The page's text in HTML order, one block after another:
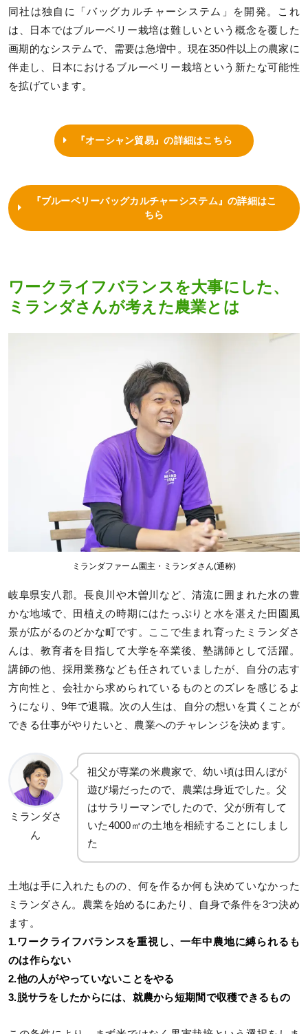
同社は独自に「バッグカルチャーシステム」を開発。これ
は、日本ではブルーベリー栽培は難しいという概念を覆した
画期的なシステムで、需要は急増中。現在350件以上の農家に
伴走し、日本におけるブルーベリー栽培という新たな可能性
を拡げています。
『オーシャン貿易』の詳細はこちら
『ブルーベリーバッグカルチャーシステム』の詳細はこ
ちら
ワークライフバランスを大事にした、
ミランダさんが考えた農業とは
ミランダファーム園主・ミランダさん(通称)
岐阜県安八郡。長良川や木曽川など、清流に囲まれた水の豊
かな地域で、田植えの時期にはたっぷりと水を湛えた田園風
景が広がるのどかな町です。ここで生まれ育ったミランダさ
んは、教育者を目指して大学を卒業後、塾講師として活躍。
講師の他、採用業務なども任されていましたが、自分の志す
方向性と、会社から求められているものとのズレを感じるよ
うになり、9年で退職。次の人生は、自分の想いを貫くことが
できる仕事がやりたいと、農業へのチャレンジを決めます。
ミランダさ
ん
祖父が専業の米農家で、幼い頃は田んぼが
遊び場だったので、農業は身近でした。父
はサラリーマンでしたので、父が所有して
いた4000㎡の土地を相続することにしまし
た
土地は手に入れたものの、何を作るか何も決めていなかった
ミランダさん。農業を始めるにあたり、自身で条件を3つ決め
ます。
1.ワークライフバランスを重視し、一年中農地に縛られるも
のは作らない
2.他の人がやっていないことをやる
3.脱サラをしたからには、就農から短期間で収穫できるもの